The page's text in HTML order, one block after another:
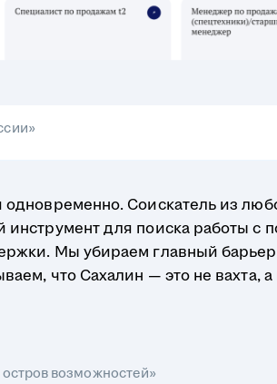
Соискатель из
инструмент для поиска работы с
Мы убираем главный
что Сахалин — это не вахта,
возможностей»